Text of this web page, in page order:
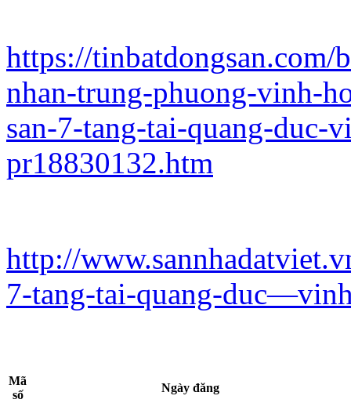
https://tinbatdongsan.com/
nhan-trung-phuong-vinh-
san-7-tang-tai-quang-duc-
pr18830132.htm
http://
7-tang-tai-quang-
Mã
số
Ngày đăng